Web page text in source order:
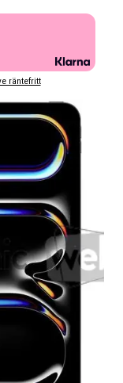
räntefritt